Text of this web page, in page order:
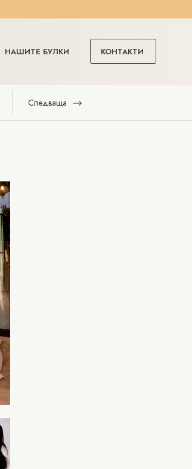
НАШИТЕ БУЛКИ КОНТАКТИ
Следваща